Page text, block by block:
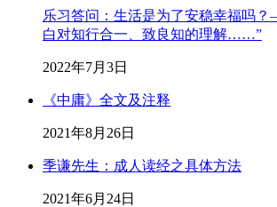
乐习答问：生活是为了安稳幸福吗
白对知行合一、致良知的理解……”
2022年7月3日
《中庸》全文及注释
2021年8月26日
季谦先生：成人读经之具体方法
2021年6月24日